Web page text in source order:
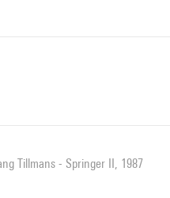
Tillmans - Springer II, 1987